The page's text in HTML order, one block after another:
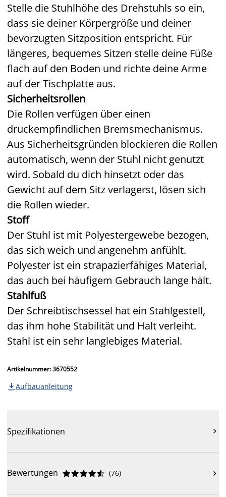
Stelle die Stuhlhöhe des Drehstuhls so ein,
dass sie deiner Körpergröße und deiner
bevorzugten Sitzposition entspricht. Für
längeres, bequemes Sitzen stelle deine Füße
flach auf den Boden und richte deine Arme
auf der Tischplatte aus.
Sicherheitsrollen
Die Rollen verfügen über einen
druckempfindlichen Bremsmechanismus.
Aus Sicherheitsgründen blockieren die Rollen
automatisch, wenn der Stuhl nicht genutzt
wird. Sobald du dich hinsetzt oder das
Gewicht auf dem Sitz verlagerst, lösen sich
die Rollen wieder.
Stoff
Der Stuhl ist mit Polyestergewebe bezogen,
das sich weich und angenehm anfühlt.
Polyester ist ein strapazierfähiges Material,
das auch bei häufigem Gebrauch lange hält.
Stahlfuß
Der Schreibtischsessel hat ein Stahlgestell,
das ihm hohe Stabilität und Halt verleiht.
Stahl ist ein sehr langlebiges Material.
Artikelnummer: 3670552
 Aufbauanleitung
Spezifikationen 
Bewertungen 




 (76) 